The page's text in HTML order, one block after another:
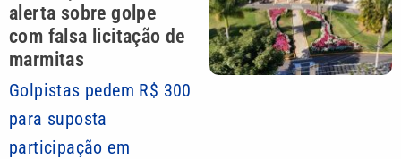
alerta sobre golpe
com falsa licitação de
marmitas
Golpistas pedem R$ 300
para suposta
participação em